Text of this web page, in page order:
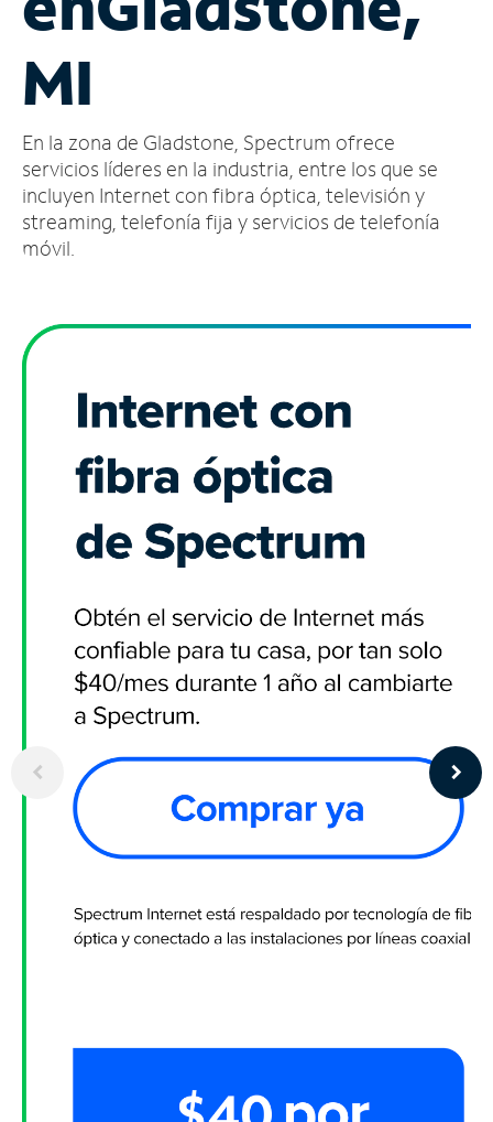
cuenta
Encuentra
tienda
MI
En la zona de Gladstone, Spectrum ofrece
servicios líderes en la industria, entre los que se
incluyen Internet con fibra óptica, televisión y
streaming, telefonía fija y servicios de telefonía
móvil.